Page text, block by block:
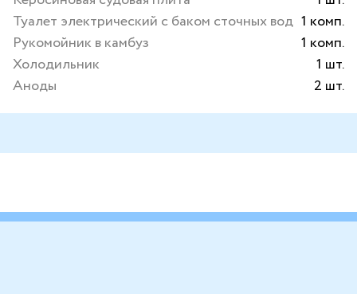
Туалет электрический с баком сточных вод 1 комп.
Рукомойник в камбуз
1 комп.
Холодильник
1 шт.
Аноды
2 шт.